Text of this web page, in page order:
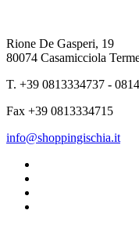
Rione De Gasperi, 19
80074 Casamicciola
T. +39 0813334737 -
Fax +39 0813334715
info@shoppingischia.it